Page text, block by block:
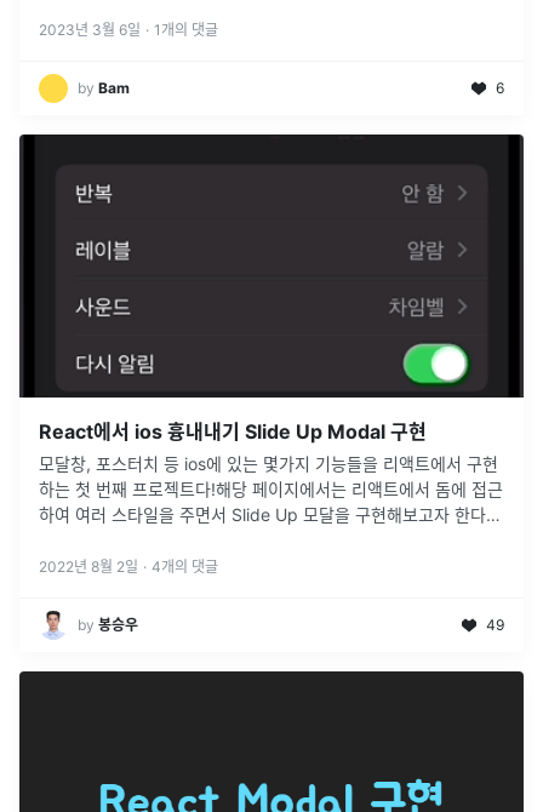
모달 창을 이...
2023년 3월 6일 · 1 개의 댓글
by Bam 6
React에서 ios 흉내내기 Slide Up Modal 구현
모달창, 포스터치 등 ios에 있는 몇가지 기능들을 리액트에서 구현
하는 첫 번째 프로젝트다!해당 페이지에서는 리액트에서 돔에 접근
하여 여러 스타일을 주면서 Slide Up 모달을 구현해보고자 한다😀
며, 모...
2022년 8월 2일 · 4개의 댓글
by 봉승우 49